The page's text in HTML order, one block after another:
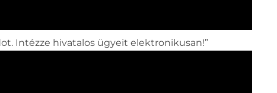
Intézze hivatalos ügyeit elektronikusan!”